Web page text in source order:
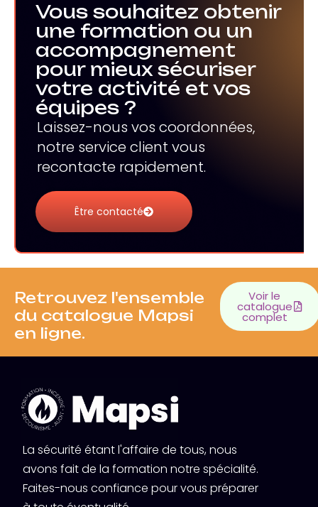
Vous souhaitez obtenir
une formation ou un
accompagnement
pour mieux sécuriser
votre activité et vos
équipes ?
Laissez-nous vos coordonnées,
notre service client vous
recontacte rapidement.
Être contacté
Retrouvez l'ensemble
du catalogue Mapsi
en ligne.
Voir le
catalogue
complet
La sécurité étant l'affaire de tous, nous
avons fait de la formation notre spécialité.
Faites-nous confiance pour vous préparer